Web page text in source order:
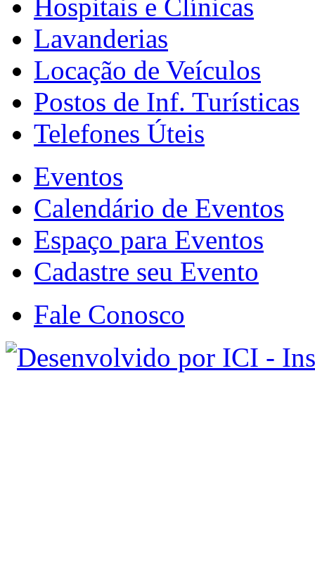
Hospitais e Clínicas
Lavanderias
Locação de Veículos
Postos de Inf. Turísticas
Telefones Úteis
Eventos
Calendário de Eventos
Espaço para Eventos
Cadastre seu Evento
Fale Conosco